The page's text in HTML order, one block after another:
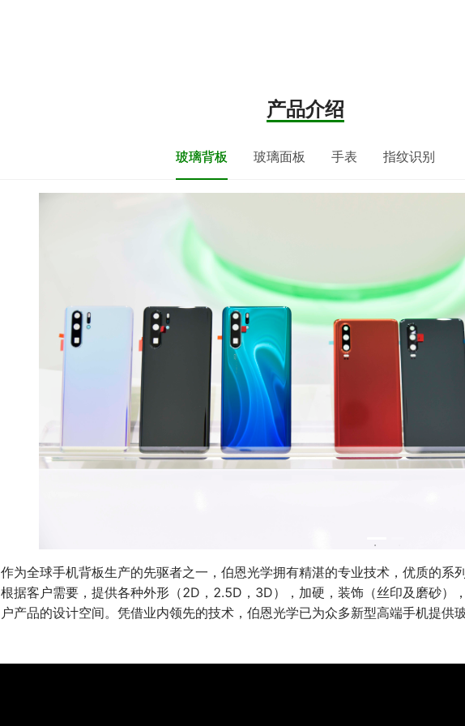
产品介绍
玻璃背板 玻璃面板 手表 指纹识别
作为全球手机背板生产的先驱者之一，伯恩光学拥有精湛的专业技术，优质的系
根据客户需要，提供各种外形（2D，2.5D，3D），加硬，装饰（丝印及磨砂）
户产品的设计空间。凭借业内领先的技术，伯恩光学已为众多新型高端手机提供